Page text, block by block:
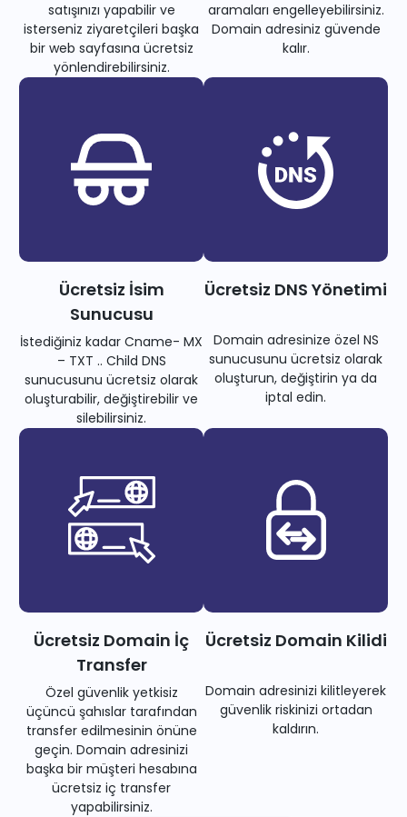
satışınızı yapabilir ve
isterseniz ziyaretçileri başka
bir web sayfasına ücretsiz
yönlendirebilirsiniz.
aramaları engelleyebilirsiniz.
Domain adresiniz güvende
kalır.
Ücretsiz İsim
Sunucusu
İstediğiniz kadar Cname- MX
– TXT .. Child DNS
sunucusunu ücretsiz olarak
oluşturabilir, değiştirebilir ve
silebilirsiniz.
Ücretsiz DNS Yönetimi
Domain adresinize özel NS
sunucusunu ücretsiz olarak
oluşturun, değiştirin ya da
iptal edin.
Ücretsiz Domain İç
Transfer
Özel güvenlik yetkisiz
üçüncü şahıslar tarafından
transfer edilmesinin önüne
geçin. Domain adresinizi
başka bir müşteri hesabına
ücretsiz iç transfer
yapabilirsiniz.
Ücretsiz Domain Kilidi
Domain adresinizi kilitleyerek
güvenlik riskinizi ortadan
kaldırın.